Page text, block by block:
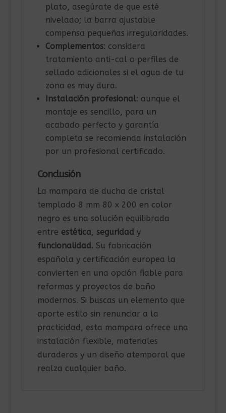
plato, asegúrate de que esté
nivelado; la barra ajustable
compensa pequeñas irregularidades.
Complementos: considera
tratamiento anti-cal o perfiles de
sellado adicionales si el agua de tu
zona es muy dura.
Instalación profesional: aunque el
montaje es sencillo, para un
acabado perfecto y garantía
completa se recomienda instalación
por un profesional certificado.
Conclusión
La mampara de ducha de cristal
templado 8 mm 80 x 200 en color
negro es una solución equilibrada
entre estética, seguridady
funcionalidad. Su fabricación
española y certificación europea la
convierten en una opción fiable para
reformas y proyectos de baño
modernos. Si buscas un elemento que
aporte estilo sin renunciar a la
practicidad, esta mampara ofrece una
instalación flexible, materiales
duraderos y un diseño atemporal que
realza cualquier baño.